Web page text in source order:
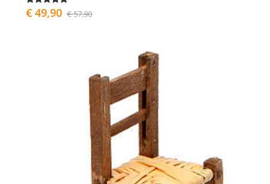
€ 49,90 € 57,90